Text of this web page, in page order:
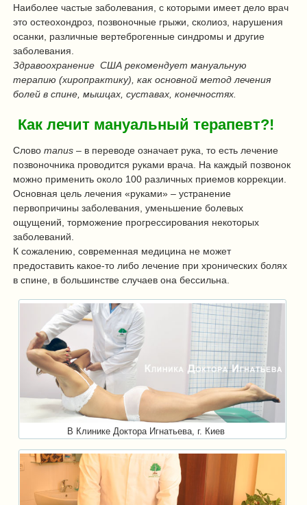
Наиболее частые заболевания, с которыми имеет дело врач
это остеохондроз, позвоночные грыжи, сколиоз, нарушения
осанки, различные вертеброгенные синдромы и другие
заболевания.
Здравоохранение США рекомендует мануальную
терапию (хиропрактику), как основной метод лечения
болей в спине, мышцах, суставах, конечностях.
Как лечит мануальный терапевт?!
Слово manus – в переводе означает рука, то есть лечение
позвоночника проводится руками врача. На каждый позвонок
можно применить около 100 различных приемов коррекции.
Основная цель лечения «руками» – устранение
первопричины заболевания, уменьшение болевых
ощущений, торможение прогрессирования некоторых
заболеваний.
К сожалению, современная медицина не может
предоставить какое-то либо лечение при хронических болях
в спине, в большинстве случаев она бессильна.
В Клинике Доктора Игнатьева, г. Киев